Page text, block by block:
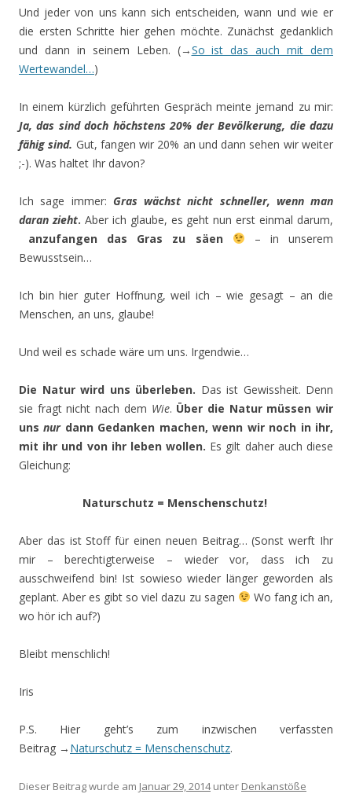
Und jeder von uns kann sich entscheiden, wann und wie er
die ersten Schritte hier gehen möchte. Zunächst gedanklich
und dann in seinem Leben. (→So ist das auch mit dem
Wertewandel…)
In einem kürzlich geführten Gespräch meinte jemand zu mir:
Ja, das sind doch höchstens 20% der Bevölkerung, die dazu
fähig sind. Gut, fangen wir 20% an und dann sehen wir weiter
;-). Was haltet Ihr davon?
Ich sage immer: Gras wächst nicht schneller, wenn man
daran zieht. Aber ich glaube, es geht nun erst einmal darum,
anzufangen das Gras zu säen
– in unserem
Bewusstsein…
Ich bin hier guter Hoffnung, weil ich – wie gesagt – an die
Menschen, an uns, glaube!
Und weil es schade wäre um uns. Irgendwie…
Die Natur wird uns überleben. Das ist Gewissheit. Denn
sie fragt nicht nach dem Wie. Über die Natur müssen wir
unsnurdann Gedanken machen, wenn wir noch in ihr,
mit ihr und von ihr leben wollen. Es gilt daher auch diese
Gleichung:
Naturschutz = Menschenschutz!
Aber das ist Stoff für einen neuen Beitrag… (Sonst werft Ihr
mir – berechtigterweise – wieder vor, dass ich zu
ausschweifend bin! Ist sowieso wieder länger geworden als
geplant. Aber es gibt so viel dazu zu sagen
Wo fang ich an,
wo hör ich auf?)
Bleibt menschlich!
Iris
P.S. Hier geht’s zum inzwischen verfassten
Beitrag → Naturschutz = Menschenschutz.
Dieser Beitrag wurde am Januar 29, 2014unter Denkanstöße